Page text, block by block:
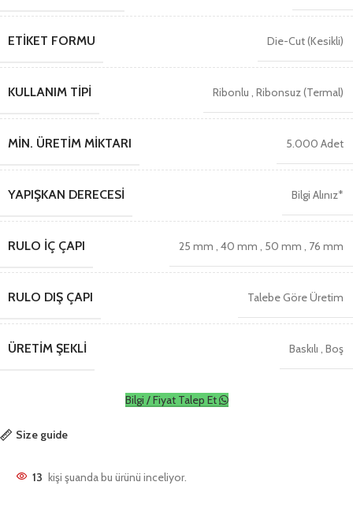
ETIKET FORMU Die-Cut (Kesikli)
KULLANIM TIPI Ribonlu Ribonsuz (Termal)
MIN. ÜRETIM MIKTARI 5.000 Adet
YAPIŞKAN DERECESI Bilgi Alınız*
RULO İÇ ÇAPI 25 mm 40 mm 50 mm 76 mm
RULO DIŞ ÇAPI Talebe Göre Üretim
ÜRETIM ŞEKLI Baskılı Boş
Bilgi / Fiyat Talep Et
Size guide
13 kişi şuanda bu ürünü inceliyor.